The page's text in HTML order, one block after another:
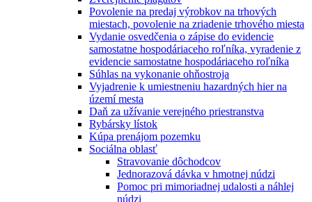
Povolenie na predaj výrobkov na trhových
miestach, povolenie na zriadenie trhového miesta
Vydanie osvedčenia o zápise do evidencie
samostatne hospodáriaceho roľníka, vyradenie z
evidencie samostatne hospodáriaceho roľníka
Súhlas na vykonanie ohňostroja
Vyjadrenie k umiestneniu hazardných hier na
území mesta
Daň za užívanie verejného priestranstva
Rybársky lístok
Kúpa prenájom pozemku
Sociálna oblasť
Stravovanie dôchodcov
Jednorazová dávka v hmotnej núdzi
Pomoc pri mimoriadnej udalosti a náhlej
núdzi